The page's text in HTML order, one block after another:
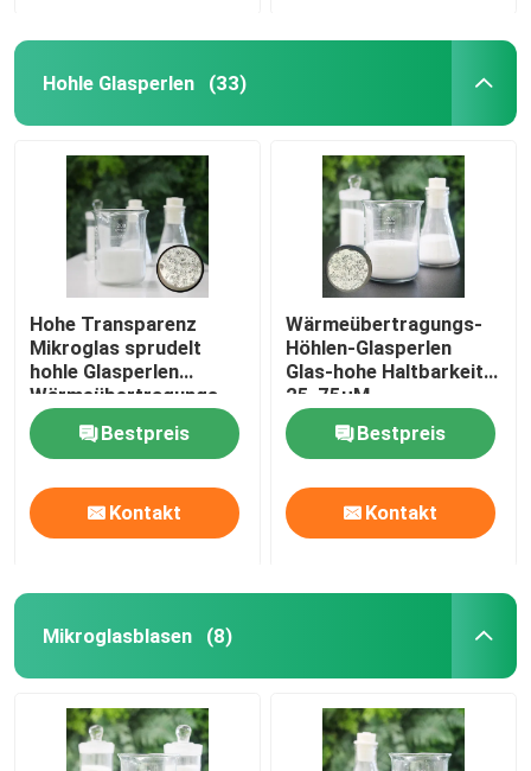
Hohle Glasperlen (33)
Hohe Transparenz
Mikroglas sprudelt
hohle Glasperlen
Wärmeübertragungs-
Material
Bestpreis
Kontakt
Wärmeübertragungs-
Höhlen-Glasperlen
Glas-hohe Haltbarkeit
25-75µM
Microballoons
Bestpreis
Kontakt
Mikroglasblasen (8)